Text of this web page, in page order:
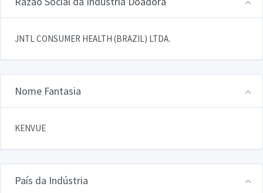
JNTL CONSUMER HEALTH (BRAZIL) LTDA.
Nome Fantasia
KENVUE
País da Indústria